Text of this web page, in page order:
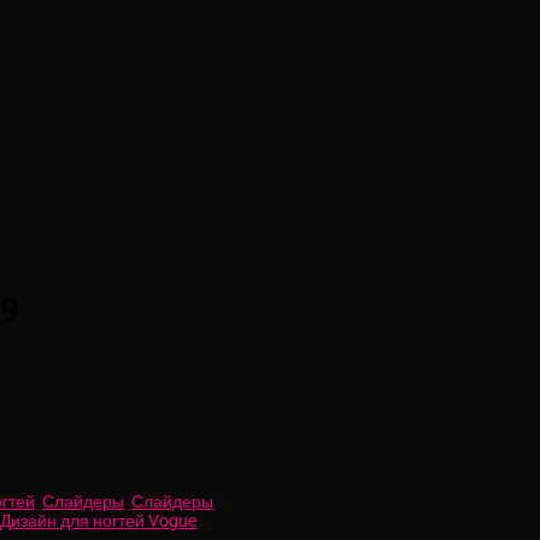
,Слайдеры ,Слайдеры
Дизайн для ногтей Vogue